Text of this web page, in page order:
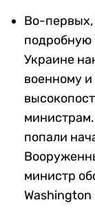
Во-
подробную
Украине
военному
попали
министр
Washington